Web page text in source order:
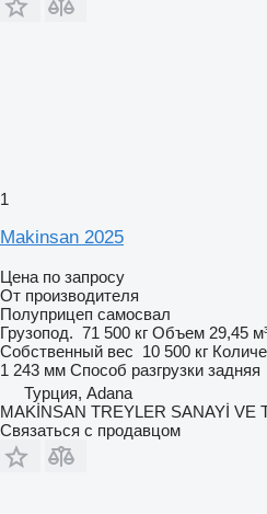
1
Makinsan 2025
Цена по запросу
От производителя
Полуприцеп самосвал
Грузопод. 71 500 кг Объем 29,45
Собственный вес 10 500 кг
1 243 мм Способ разгрузки задняя
Турция, Adana
MAKİNSAN TREYLER SANAYİ VE
Связаться с продавцом